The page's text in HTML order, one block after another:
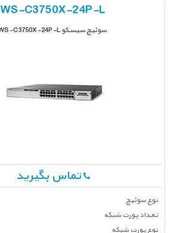
WS-C3750X-24P-L
سوئیچ سیسکو WS-C3750X-24P-L
تماس بگیرید
نوع سوئیچ
تعداد پورت شبكه
نوع پورت شبکه